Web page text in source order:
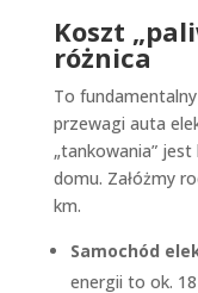
Koszt
różnica
To
przewagi auta
„tankowania”
domu. Załóżmy
km.
Samochód
energii to ok.